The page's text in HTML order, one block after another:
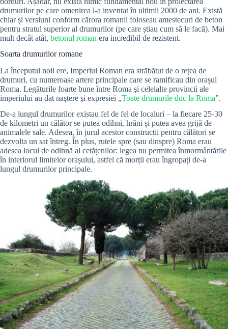
drumurilor pe care omenirea l-a inventat în ultimii 2000 de ani. Există
chiar și versiuni conform cărora romanii foloseau amestecuri de beton
pentru stratul superior al drumurilor (pe care știau cum să le facă). Mai
mult decât atât, betonul roman era incredibil de rezistent.
Soarta drumurilor romane
La începutul noii ere, Imperiul Roman era străbătut de o rețea de
drumuri, cu numeroase artere principale care se ramificau din orașul
Roma. Legăturile foarte bune între Roma şi celelalte provincii ale
imperiului au dat naştere şi expresiei „Toate drumurile duc la Roma”.
De-a lungul drumurilor existau fel de fel de localuri – la fiecare 25-30
de kilometri un călător se putea odihni, hrăni și putea avea grijă de
animalele sale. Adesea, în jurul acestor construcții pentru călători se
dezvolta un sat întreg. În plus, rutele spre (sau dinspre) Roma erau
adesea locul de odihnă al cetățenilor: legea nu permitea înmormântările
în interiorul limitelor orașului, astfel că morții erau îngropați de-a
lungul drumurilor principale.